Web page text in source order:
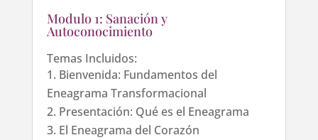
Modulo 1: Sanación y
Autoconocimiento
Temas Incluidos:
Bienvenida: Fundamentos del
Eneagrama Transformacional
Presentación: Qué es el Eneagrama
El Eneagrama del Corazón